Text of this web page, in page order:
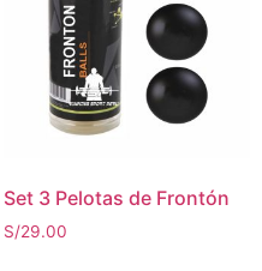
Set 3 Pelotas de Frontón
S/29.00